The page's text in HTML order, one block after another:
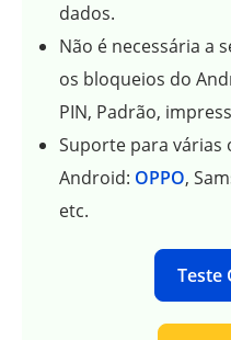
dados.
Não é necessária a
os bloqueios do
PIN, Padrão,
Suporte para várias
Android: OPPO,
etc.
Teste